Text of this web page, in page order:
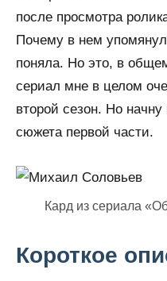
после просмотра
Почему в нем
поняла. Но это, в
сериал мне в целом
второй сезон. Но
сюжета первой части.
Кард из сериала
Короткое